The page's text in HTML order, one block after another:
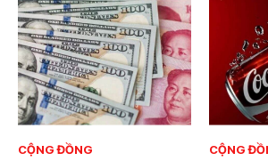
CỘNG ĐỒNG CỘNG